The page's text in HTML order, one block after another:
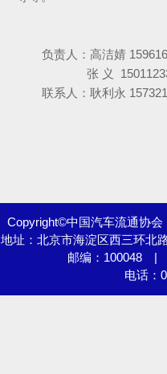
负责人：高洁婧
张 义
联系人：耿利永
Copyright©中国汽车流通协
地址：北京市海淀区西三环北
邮编：100048 |
电话：